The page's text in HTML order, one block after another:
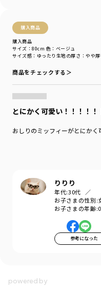
購入商品
購入商品
サイズ感 ：ゆったり 生地の厚さ ：やや
サイズ：80cm 色：ベージュ
商品をチェックする＞
とにかく可愛い！！！！！
おしりのミッフィーがとにか
りりり
年代:30代
お子さまの性別:
お子さまの年齢:
参考になった
性別タイプ
商品番号